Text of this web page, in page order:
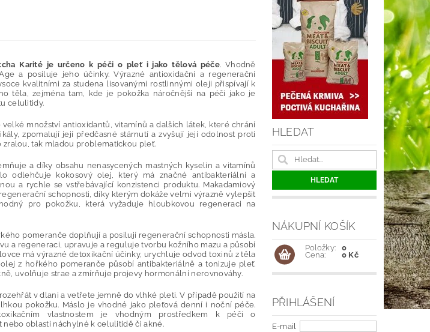
Karité je určeno k péči o pleť i jako tělová péče. Vhodně
a posiluje jeho účinky. Výrazné antioxidační a regenerační
kvalitními za studena lisovanými rostlinnými oleji přispívají k
těla, zejména tam, kde je pokožka náročnější na péči jako je
celulitidy.
množství antioxidantů, vitamínů a dalších látek, které chrání
zpomalují její předčasné stárnutí a zvyšují její odolnost proti
zralou, tak mladou problematickou pleť.
a díky obsahu nenasycených mastných kyselin a vitamínů
odlehčuje kokosový olej , který má značné antibakteriální a
a rychle se vstřebávající konzistenci produktu. Makadamiový
schopnosti, díky kterým dokáže velmi výrazně vylepšit
pro pokožku, která vyžaduje hloubkovou regeneraci na
pomeranče doplňují a posilují regenerační schopnosti másla.
a regeneraci, upravuje a reguluje tvorbu kožního mazu a působí
má výrazné detoxikační účinky, urychluje odvod toxinů z těla
z hořkého pomeranče působí antibakteriálně a tonizuje pleť.
uvolňuje strae a zmírňuje projevy hormonální nerovnováhy.
v dlani a vetřete jemně do vlhké pleti. V případě použití na
pokožku. Máslo je vhodné jako pleťová denní i noční péče.
vlastnostem je vhodným prostředkem k péči o
oblasti náchylné k celulitidě či akné.
HLEDAT
NÁKUPNÍ KOŠÍK
Položky:
Cena:
0
0 Kč
PŘIHLÁŠENÍ
E-mail